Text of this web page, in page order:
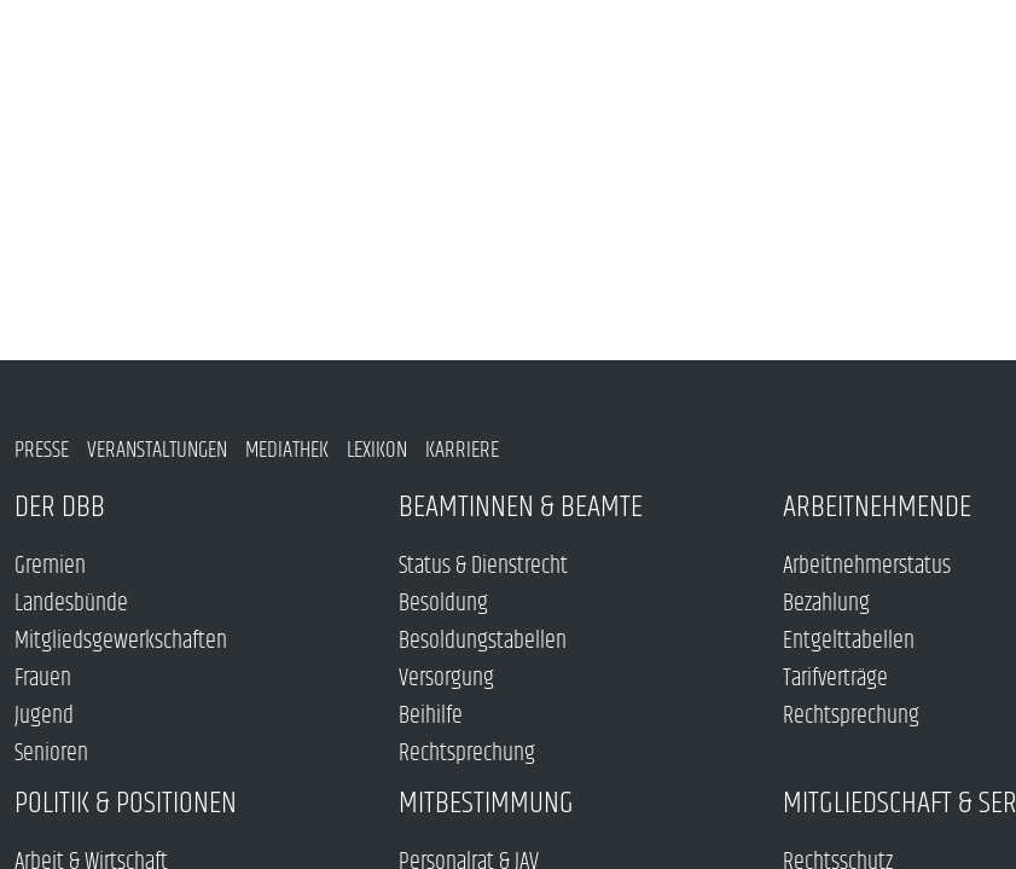
PRESSE VERANSTALTUNGEN MEDIATHEK LEXIKON KARRIERE
DER DBB
Gremien
Landesbünde
Mitgliedsgewerkschaften
Frauen
Jugend
Senioren
BEAMTINNEN & BEAMTE
Status & Dienstrecht
Besoldung
Besoldungstabellen
Versorgung
Beihilfe
Rechtsprechung
ARBEITNEHMENDE
Arbeitnehmerstatus
Bezahlung
Entgelttabellen
Tarifverträge
Rechtsprechung
POLITIK & POSITIONEN MITBESTIMMUNG MITGLIEDSCHAFT &